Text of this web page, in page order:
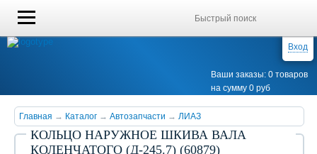
Вход
Ваши заказы: 0 товаров
на сумму 0 руб
Главная → Каталог → Автозапчасти → ЛИАЗ
КОЛЬЦО НАРУЖНОЕ ШКИВА ВАЛА
КОЛЕНЧАТОГО (Д-245.7) (60879)